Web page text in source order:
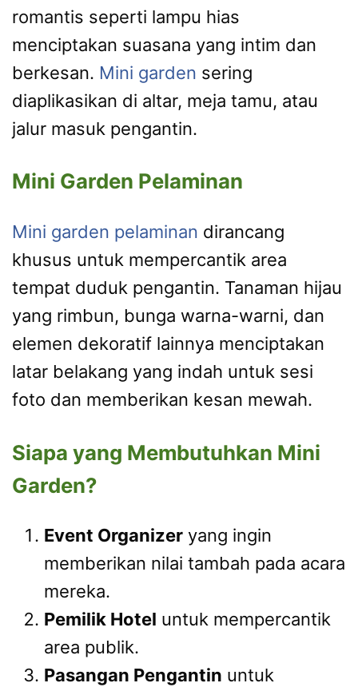
romantis seperti lampu hias
menciptakan suasana yang intim dan
berkesan. Mini garden sering
diaplikasikan di altar, meja tamu, atau
jalur masuk pengantin.
Mini Garden Pelaminan
Mini garden pelaminan dirancang
khusus untuk mempercantik area
tempat duduk pengantin. Tanaman hijau
yang rimbun, bunga warna-warni, dan
elemen dekoratif lainnya menciptakan
latar belakang yang indah untuk sesi
foto dan memberikan kesan mewah.
Siapa yang Membutuhkan Mini
Garden?
Event Organizer yang ingin
memberikan nilai tambah pada acara
mereka.
Pemilik Hotel untuk mempercantik
area publik.
Pasangan Pengantin untuk